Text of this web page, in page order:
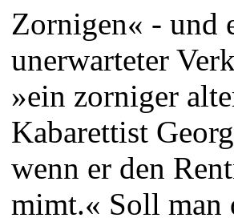
Zornigen« - und
unerwarteter
»ein zorniger
Kabarettist
wenn er den
mimt.« Soll man